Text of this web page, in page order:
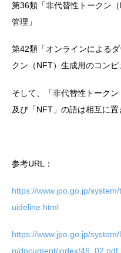
第36類「非代替性トークン
管理」
第42類「オンラインによる
クン（NFT）生成用のコンピ
そして、「非代替性トークン
及び「NFT」の語は相互に置
参考URL：
https://www.jpo.go.jp/
uideline.html
https://www.jpo.go.jp/
n/document/index/46_02.pdf